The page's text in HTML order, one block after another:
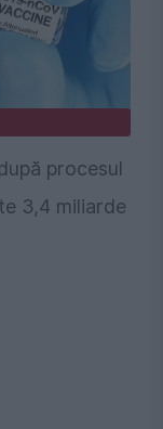
procesul
3,4 miliarde